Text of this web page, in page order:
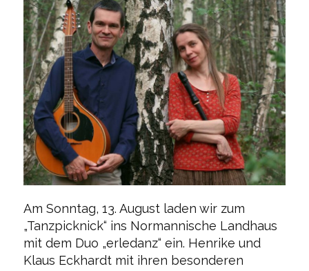
Am Sonntag, 13. August laden wir zum
„Tanzpicknick“ ins Normannische Landhaus
mit dem Duo „erledanz“ ein. Henrike und
Klaus Eckhardt mit ihren besonderen